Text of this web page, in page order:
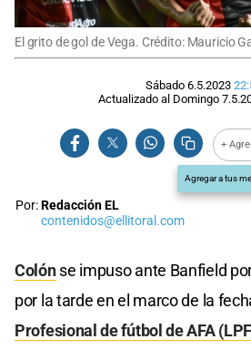
El grito de gol de Vega. Crédito: Mauricio
Sábado 6.5.2023
Actualizado al Domingo
+
Agregar a tus
Por:Redacción EL
contenidos@ellitoral.com
Colónse impuso ante Banfield
por la tarde en el marco de la
Profesional de fútbol de AFA